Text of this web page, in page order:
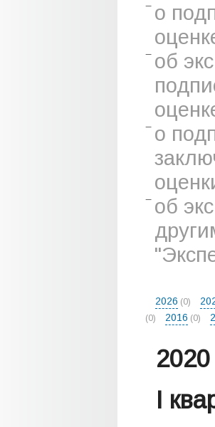
о
об
о
об
2026 (0)
(0) 2016 (0)
2020
I